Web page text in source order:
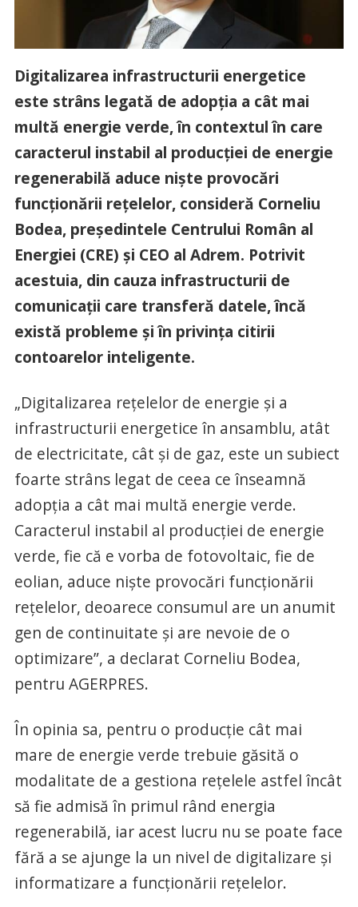
Digitalizarea infrastructurii energetice
este strâns legată de adopţia a cât mai
multă energie verde, în contextul în care
caracterul instabil al producţiei de energie
regenerabilă aduce nişte provocări
funcţionării reţelelor, consideră Corneliu
Bodea, preşedintele Centrului Român al
Energiei (CRE) şi CEO al Adrem. Potrivit
acestuia, din cauza infrastructurii de
comunicaţii care transferă datele, încă
există probleme şi în privinţa citirii
contoarelor inteligente.
„Digitalizarea reţelelor de energie şi a
infrastructurii energetice în ansamblu, atât
de electricitate, cât şi de gaz, este un subiect
foarte strâns legat de ceea ce înseamnă
adopţia a cât mai multă energie verde.
Caracterul instabil al producţiei de energie
verde, fie că e vorba de fotovoltaic, fie de
eolian, aduce nişte provocări funcţionării
reţelelor, deoarece consumul are un anumit
gen de continuitate şi are nevoie de o
optimizare”, a declarat Corneliu Bodea,
pentru AGERPRES.
În opinia sa, pentru o producţie cât mai
mare de energie verde trebuie găsită o
modalitate de a gestiona reţelele astfel încât
să fie admisă în primul rând energia
regenerabilă, iar acest lucru nu se poate face
fără a se ajunge la un nivel de digitalizare şi
informatizare a funcţionării reţelelor.